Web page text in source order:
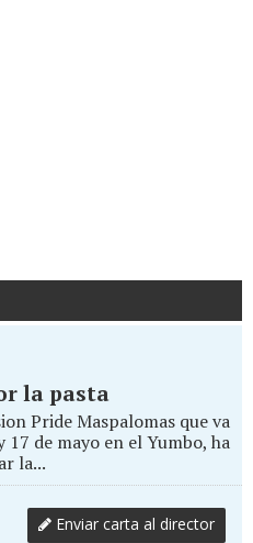
la pasta
Pride Maspalomas que va
de mayo en el Yumbo, ha
la...
Enviar carta al director